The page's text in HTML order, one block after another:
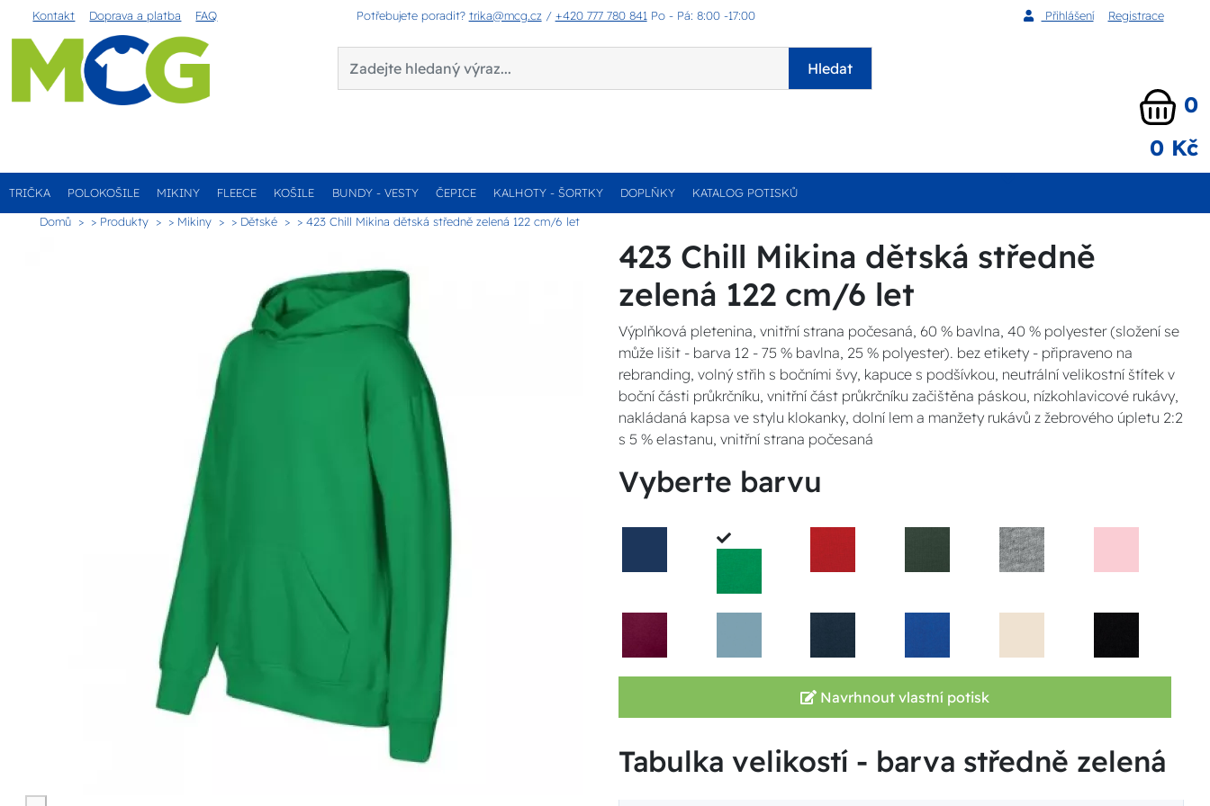
Kontakt Doprava a platba FAQ Potřebujete poradit? trika@mcg.cz / +420 777 780 841 Po - Pá: 8:00 -17:00 Přihlášení Registrace
Hledat
0
0 Kč
TRIČKA POLOKOŠILE MIKINY FLEECE KOŠILE BUNDY - VESTY ČEPICE KALHOTY - ŠORTKY DOPLŇKY KATALOG POTISKŮ
Domů > Produkty > Mikiny > Dětské > 423 Chill Mikina dětská středně zelená 122 cm/6 let
423 Chill Mikina dětská středně
zelená 122 cm/6 let
Výplňková pletenina, vnitřní strana počesaná, 60 % bavlna, 40 % polyester (složení se
může lišit - barva 12 - 75 % bavlna, 25 % polyester). bez etikety - připraveno na
rebranding, volný střih s bočními švy, kapuce s podšívkou, neutrální velikostní štítek v
boční části průkrčníku, vnitřní část průkrčníku začištěna páskou, nízkohlavicové rukávy,
nakládaná kapsa ve stylu klokanky, dolní lem a manžety rukávů z žebrového úpletu 2:2
s 5 % elastanu, vnitřní strana počesaná
Vyberte barvu
Navrhnout vlastní potisk
Tabulka velikostí - barva středně zelená